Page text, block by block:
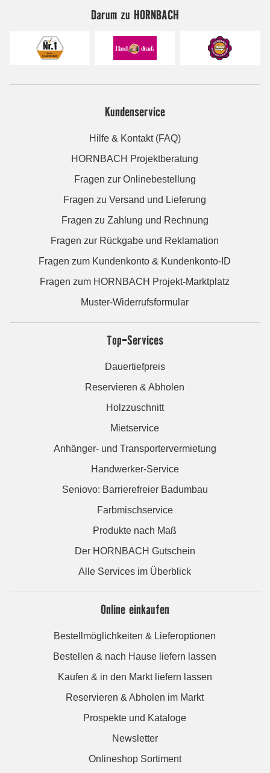
Darum zu HORNBACH
Kundenservice
Hilfe & Kontakt (FAQ)
HORNBACH Projektberatung
Fragen zur Onlinebestellung
Fragen zu Versand und Lieferung
Fragen zu Zahlung und Rechnung
Fragen zur Rückgabe und Reklamation
Fragen zum Kundenkonto & Kundenkonto-ID
Fragen zum HORNBACH Projekt-Marktplatz
Muster-Widerrufsformular
Top-Services
Dauertiefpreis
Reservieren & Abholen
Holzzuschnitt
Mietservice
Anhänger- und Transportervermietung
Handwerker-Service
Seniovo: Barrierefreier Badumbau
Farbmischservice
Produkte nach Maß
Der HORNBACH Gutschein
Alle Services im Überblick
Online einkaufen
Bestellmöglichkeiten & Lieferoptionen
Bestellen & nach Hause liefern lassen
Kaufen & in den Markt liefern lassen
Reservieren & Abholen im Markt
Prospekte und Kataloge
Newsletter
Onlineshop Sortiment